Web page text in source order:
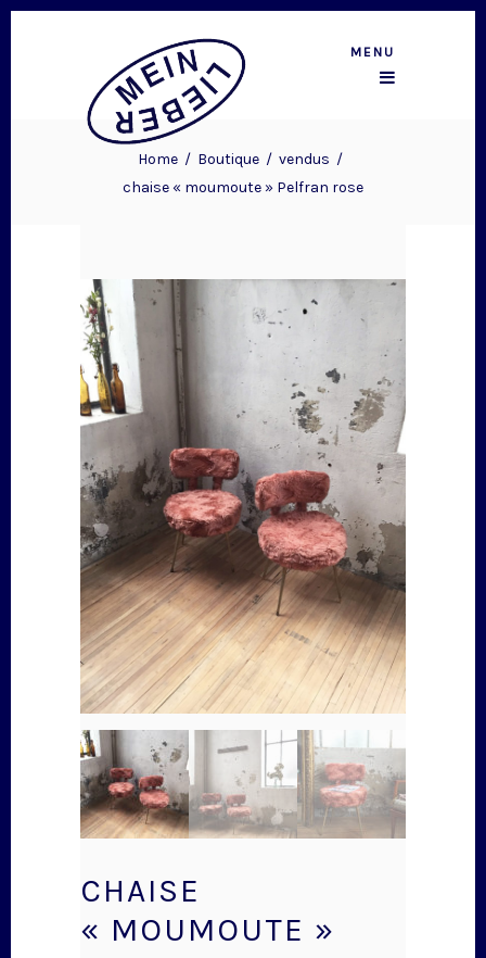
MENU
Home/ Boutique/ vendus /
chaise « moumoute » Pelfran rose
CHAISE
« MOUMOUTE »